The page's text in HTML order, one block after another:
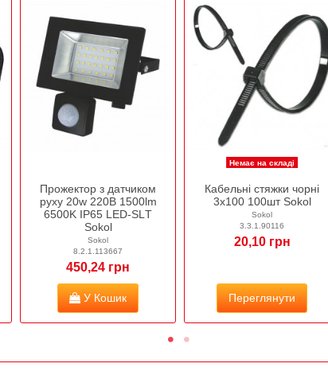
Прожектор з датчиком
руху 20w 220В 1500lm
6500K IP65 LED-SLТ
Sokol
Sokol
8.2.1.113667
450,24 грн
У Кошик
Немає на складі
Кабельні стяжки чорні
3х100 100шт Sokol
Sokol
3.3.1.90116
20,10 грн
Переглянути